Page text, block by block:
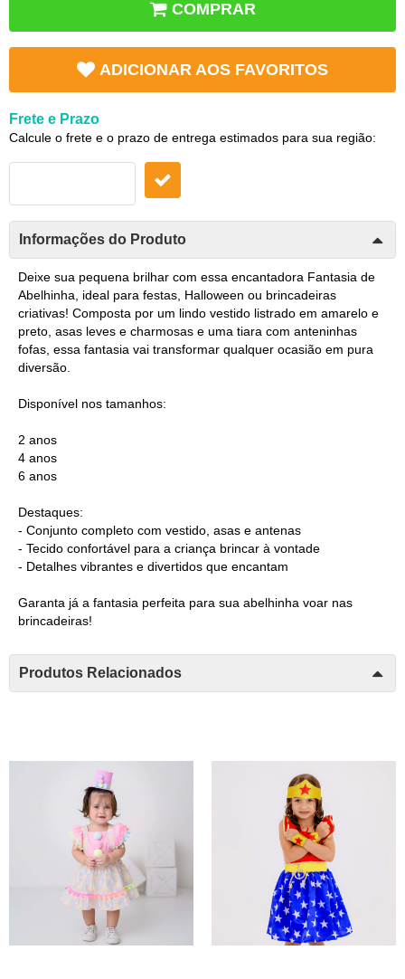
COMPRAR
ADICIONAR AOS FAVORITOS
Frete e Prazo
Calcule o frete e o prazo de entrega estimados para sua região:
Informações do Produto
Deixe sua pequena brilhar com essa encantadora Fantasia de
Abelhinha, ideal para festas, Halloween ou brincadeiras
criativas! Composta por um lindo vestido listrado em amarelo e
preto, asas leves e charmosas e uma tiara com anteninhas
fofas, essa fantasia vai transformar qualquer ocasião em pura
diversão.
Disponível nos tamanhos:
2 anos
4 anos
6 anos
Destaques:
- Conjunto completo com vestido, asas e antenas
- Tecido confortável para a criança brincar à vontade
- Detalhes vibrantes e divertidos que encantam
Garanta já a fantasia perfeita para sua abelhinha voar nas
brincadeiras!
Produtos Relacionados